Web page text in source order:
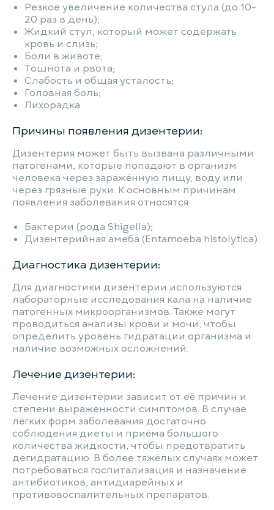
Резкое увеличение количества стулa (до 10-
20 раз в день);
Жидкий стул, который может содержать
кровь и слизь;
Боли в животе;
Тошнота и рвота;
Слабость и общая усталость;
Головная боль;
Лихорадка.
Причины появления дизентерии:
Дизентерия может быть вызвана различными
патогенами, которые попадают в организм
человека через заражённую пищу, воду или
через грязные руки. К основным причинам
появления заболевания относятся:
Бактерии (рода Shigella);
Дизентерийная амеба (Entamoeba histolytica).
Диагностика дизентерии:
Для диагностики дизентерии используются
лабораторные исследования кала на наличие
патогенных микроорганизмов. Также могут
проводиться анализы крови и мочи, чтобы
определить уровень гидратации организма и
наличие возможных осложнений.
Лечение дизентерии:
Лечение дизентерии зависит от её причин и
степени выраженности симптомов. В случае
лёгких форм заболевания достаточно
соблюдения диеты и приёма большого
количества жидкости, чтобы предотвратить
дегидратацию. В более тяжёлых случаях может
потребоваться госпитализация и назначение
антибиотиков, антидиарейных и
противовоспалительных препаратов.